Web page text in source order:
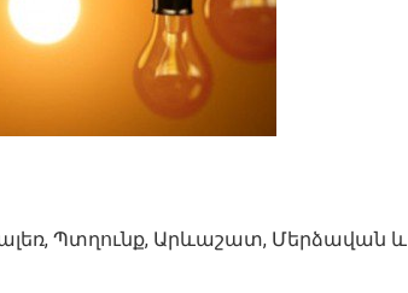
Պտղունք, Արևաշատ, Մերձավան և